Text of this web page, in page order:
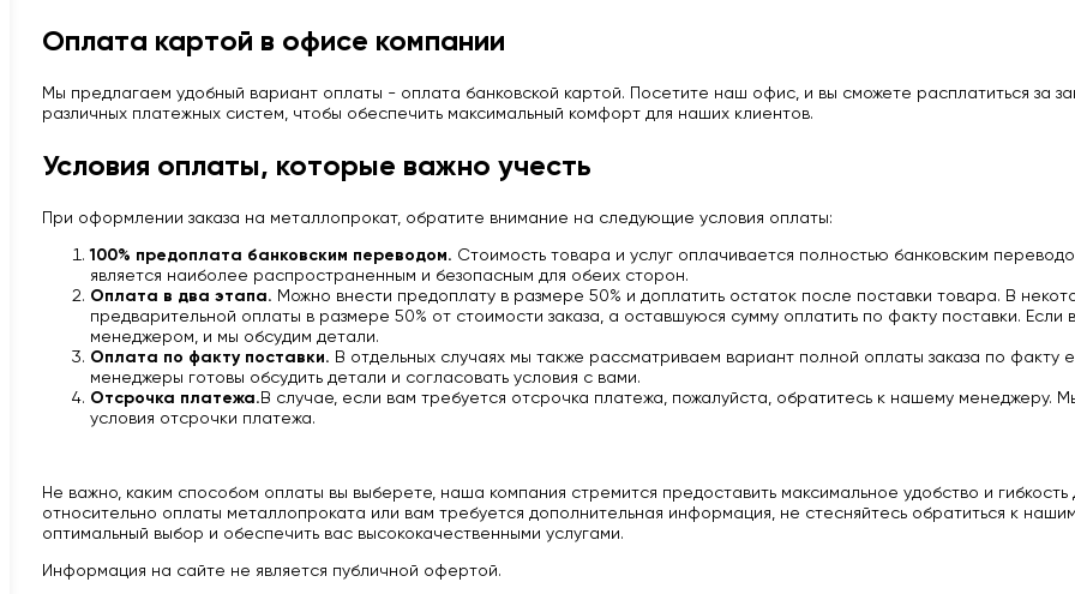
Оплата картой в офисе компании
Мы предлагаем удобный вариант оплаты - оплата банковской картой. Посетите наш офис, и вы сможете расплатиться за
различных платежных систем, чтобы обеспечить максимальный комфорт для наших клиентов.
Условия оплаты, которые важно учесть
При оформлении заказа на металлопрокат, обратите внимание на следующие условия оплаты:
100% предоплата банковским переводом. Стоимость товара и услуг оплачивается полностью банковским
является наиболее распространенным и безопасным для обеих сторон.
Оплата в два этапа. Можно внести предоплату в размере 50% и доплатить остаток после поставки товара. В
предварительной оплаты в размере 50% от стоимости заказа, а оставшуюся сумму оплатить по факту поставки.
менеджером, и мы обсудим детали.
Оплата по факту поставки. В отдельных случаях мы также рассматриваем вариант полной оплаты заказа по
менеджеры готовы обсудить детали и согласовать условия с вами.
Отсрочка платежа. В случае, если вам требуется отсрочка платежа, пожалуйста, обратитесь к нашему менеджеру.
условия отсрочки платежа.
Не важно, каким способом оплаты вы выберете, наша компания стремится предоставить максимальное удобство и гибкость
относительно оплаты металлопроката или вам требуется дополнительная информация, не стесняйтесь обратиться к
оптимальный выбор и обеспечить вас высококачественными услугами.
Информация на сайте не является публичной офертой.